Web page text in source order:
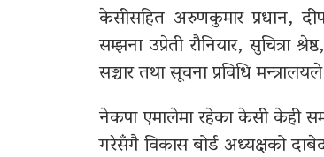
केसीसहित अरुणकुमार प्रधान,
सम्झना उप्रेती रौनियार, सुचित्रा
सञ्चार तथा सूचना प्रविधि
नेकपा एमालेमा रहेका केसी केही
गरेसँगै विकास बोर्ड अध्यक्षको